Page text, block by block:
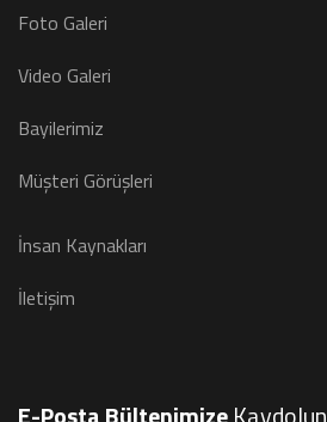
Foto Galeri
Video Galeri
Bayilerimiz
Müşteri Görüşleri
İnsan Kaynakları
İletişim